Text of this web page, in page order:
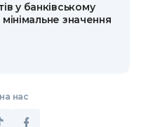
у банківському
значення
нас